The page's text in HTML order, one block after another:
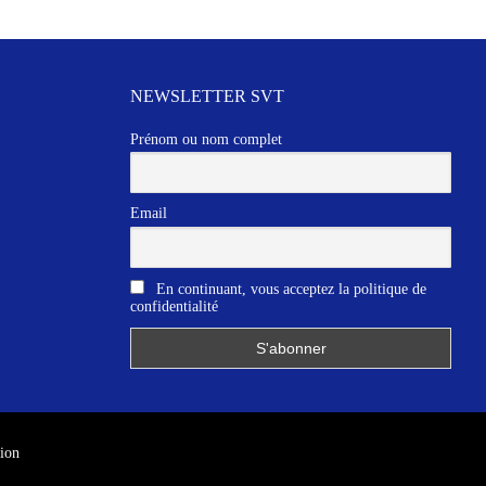
NEWSLETTER SVT
Prénom ou nom complet
Email
En continuant, vous acceptez la politique de
confidentialité